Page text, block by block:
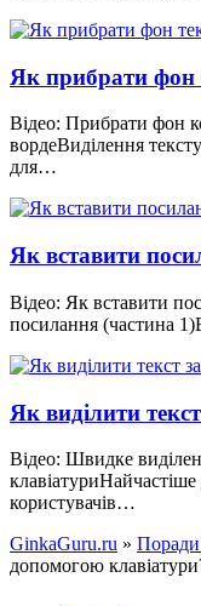
Як прибрати фон
Відео: Прибрати фон
вордеВиділення
для…
Як вставити
Відео: Як вставити
посилання (частина
Як виділити
Відео: Швидке
клавіатуриНайчастіше
користувачів…
GinkaGuru.ru » Поради
допомогою